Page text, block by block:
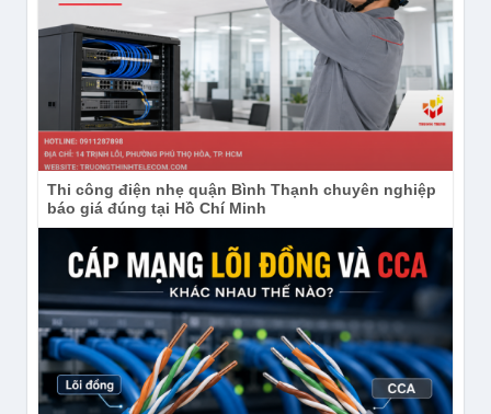
Thi công điện nhẹ quận Bình Thạnh chuyên nghiệp
báo giá đúng tại Hồ Chí Minh